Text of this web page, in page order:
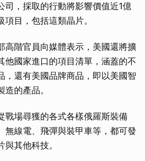
司，採取的行動將影響價值近1億
項目，包括這類晶片。
高階官員向媒體表示，美國還將擴
他國家進口的項目清單，涵蓋的不
，還有美國品牌商品，即以美國智
的產品。
戰場尋獲的各式各樣俄羅斯裝備
無線電、飛彈與裝甲車等，都可發
其他科技。